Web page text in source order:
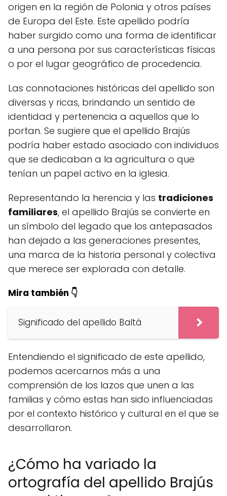
origen en la región de Polonia y otros países
de Europa del Este. Este apellido podría
haber surgido como una forma de identificar
a una persona por sus características físicas
o por el lugar geográfico de procedencia.
Las connotaciones históricas del apellido son
diversas y ricas, brindando un sentido de
identidad y pertenencia a aquellos que lo
portan. Se sugiere que el apellido Brajús
podría haber estado asociado con individuos
que se dedicaban a la agricultura o que
tenían un papel activo en la iglesia.
Representando la herencia y las tradiciones
familiares, el apellido Brajús se convierte en
un símbolo del legado que los antepasados
han dejado a las generaciones presentes,
una marca de la historia personal y colectiva
que merece ser explorada con detalle.
Mira también 👇
Significado del apellido Baltá
Entendiendo el significado de este apellido,
podemos acercarnos más a una
comprensión de los lazos que unen a las
familias y cómo estas han sido influenciadas
por el contexto histórico y cultural en el que se
desarrollaron.
¿Cómo ha variado la
ortografía del apellido Brajús